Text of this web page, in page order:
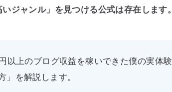
ジャンル」を見つける公式は存在します。
以上のブログ収益を稼いできた僕の実体験
を解説します。